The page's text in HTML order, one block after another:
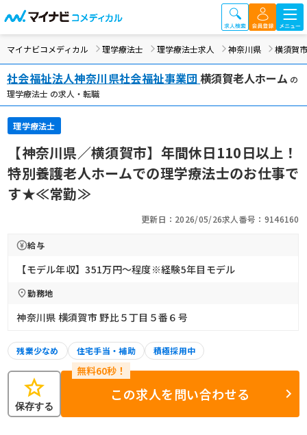
マイナビコメディカル 理学療法士 理学療法士求人 神奈川県 横須賀市
社会福祉法人神奈川県社会福祉事業団 横須賀老人ホーム の
理学療法士 の求人・転職
理学療法士
【神奈川県／横須賀市】年間休日110日以上！
特別養護老人ホームでの理学療法士のお仕事で
す★≪常勤≫
更新日：2026/05/26求人番号：9146160
給与
【モデル年収】351万円〜程度※経験5年目モデル
勤務地
神奈川県 横須賀市 野比５丁目５番６号
残業少なめ 住宅手当・補助 積極採用中
star
保存する
この求人を問い合わせる